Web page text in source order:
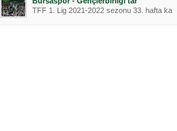
TFF 1. Lig 2021-2022 sezonu 33. hafta ka